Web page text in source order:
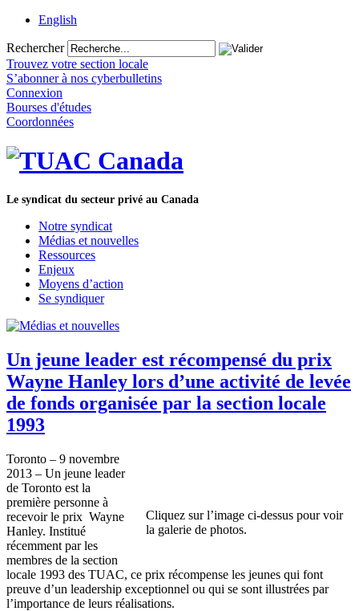
English
Rechercher
Trouvez votre section locale
S’abonner à nos cyberbulletins
Connexion
Bourses d'études
Coordonnées
Le syndicat du secteur privé au Canada
Notre syndicat
Médias et nouvelles
Ressources
Enjeux
Moyens d’action
Se syndiquer
Un jeune leader est récompensé du prix
Wayne Hanley lors d’une activité de levée
de fonds organisée par la section locale
1993
Cliquez sur l’image ci-dessus pour voir
la galerie de photos.
Toronto – 9 novembre
2013 – Un jeune leader
de Toronto est la
première personne à
recevoir le prix Wayne
Hanley. Institué
récemment par les
membres de la section
locale 1993 des TUAC, ce prix récompense les jeunes qui font
preuve d’un leadership exceptionnel ou qui se sont illustrées par
l’importance de leurs réalisations.